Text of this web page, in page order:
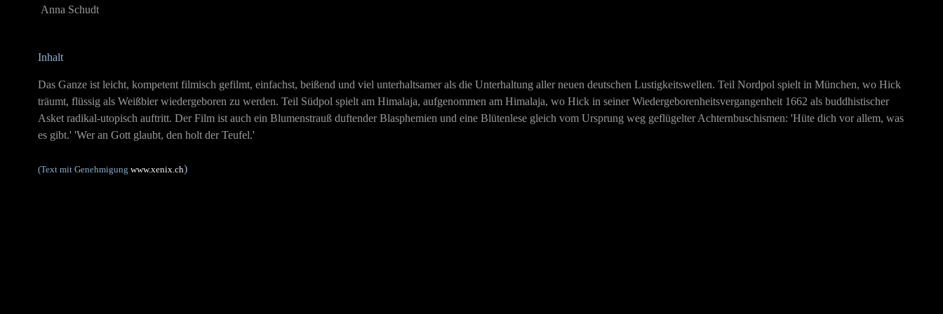
Anna Schudt
Inhalt
Das Ganze ist leicht, kompetent filmisch gefilmt, einfachst, beißend und viel unterhaltsamer als die Unterhaltung aller neuen deutschen Lustigkeitswellen. Teil Nordpol spielt in München, wo Hick
träumt, flüssig als Weißbier wiedergeboren zu werden. Teil Südpol spielt am Himalaja, aufgenommen am Himalaja, wo Hick in seiner Wiedergeborenheitsvergangenheit 1662 als buddhistischer
Asket radikal-utopisch auftritt. Der Film ist auch ein Blumenstrauß duftender Blasphemien und eine Blütenlese gleich vom Ursprung weg geflügelter Achternbuschismen: 'Hüte dich vor allem, was
es gibt.' 'Wer an Gott glaubt, den holt der Teufel.'
(Text mit Genehmigung www.xenix.ch)